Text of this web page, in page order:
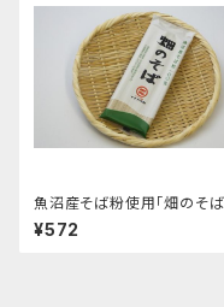
魚沼産そば粉使用「畑のそ
麺」(180g)
¥572